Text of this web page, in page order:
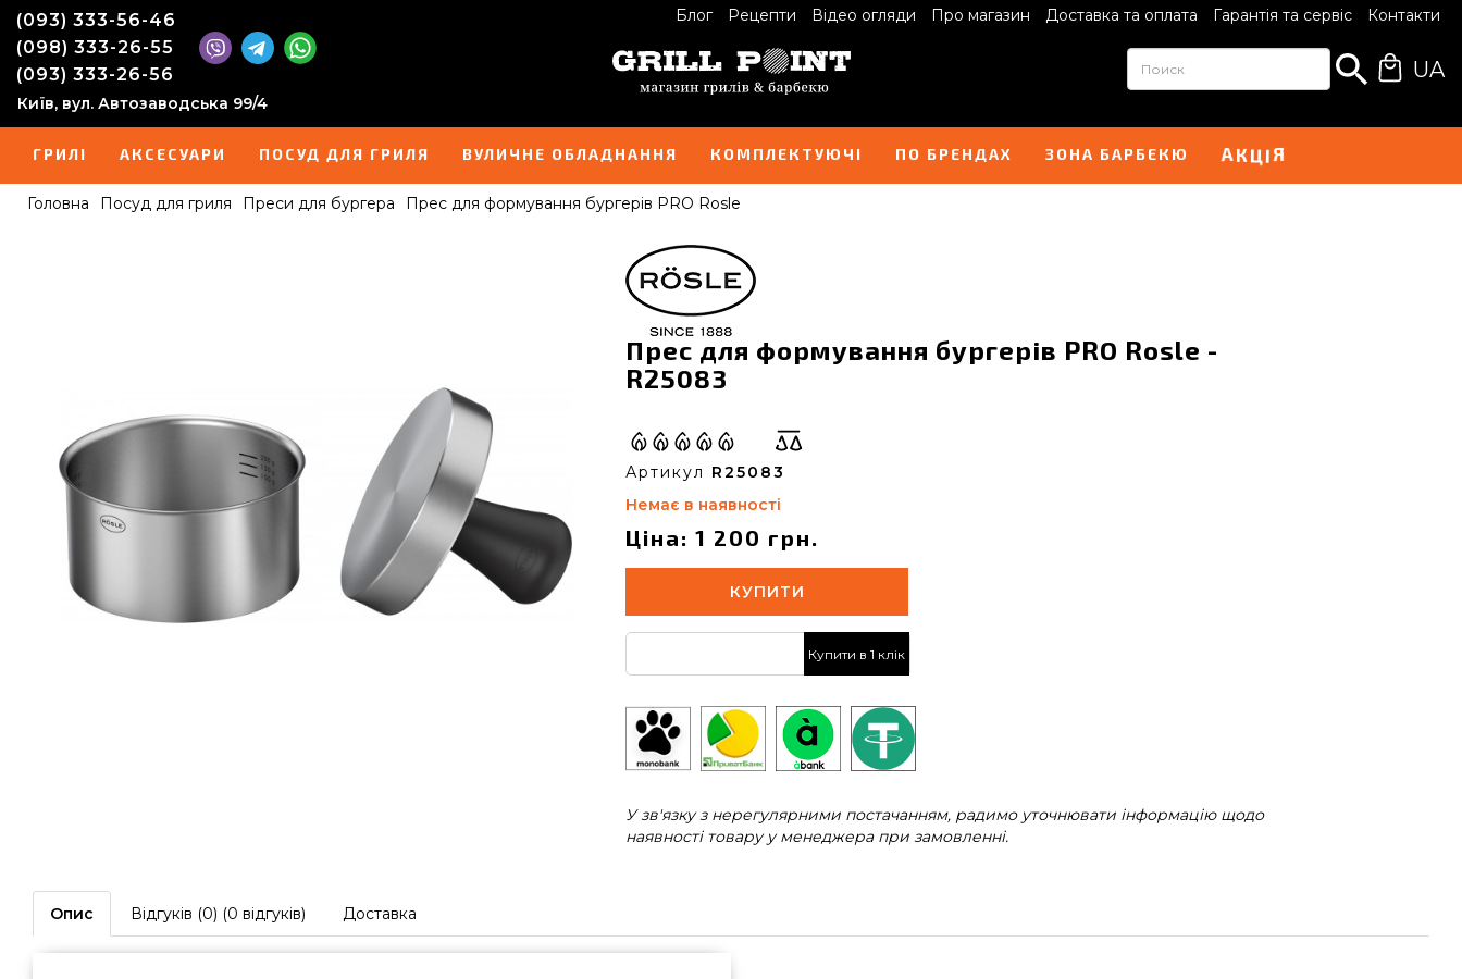
Блог Рецепти Відео огляди Про магазин Доставка та оплата Гарантія та сервіс Контакти
(093) 333-56-46
(098) 333-26-55
(093) 333-26-56
Київ, вул. Автозаводська 99/4
UA
ГРИЛІ АКСЕСУАРИ ПОСУД ДЛЯ ГРИЛЯ ВУЛИЧНЕ ОБЛАДНАННЯ КОМПЛЕКТУЮЧІ ПО БРЕНДАХ ЗОНА БАРБЕКЮ АКЦІЯ
Головна Посуд для гриля Преси для бургера Прес для формування бургерів PRO Rosle
Прес для формування бургерів PRO Rosle -
R25083
Артикул R25083
Немає в наявності
Ціна: 1 200 грн.
КУПИТИ
Купити в 1 клік
У зв'язку з нерегулярними постачанням, радимо уточнювати інформацію щодо
наявності товару у менеджера при замовленні.
Опис Відгуків (0) (0 відгуків) Доставка